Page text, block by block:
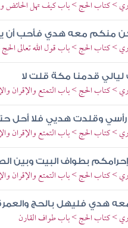
> كتاب الحج > باب كيف تهل الحائض
منكم معه هدي فأحب أن
> كتاب الحج > باب قول الله تعالى
قدمنا مكة قلت لا
> كتاب الحج > باب التمتع والإقران
رأسي وقلدت هديي فلا أحل
> كتاب الحج > باب التمتع والإقران
بطواف البيت وبين
> كتاب الحج > باب التمتع والإقران
هدي فليهل بالحج
> كتاب الحج > باب طواف القارن